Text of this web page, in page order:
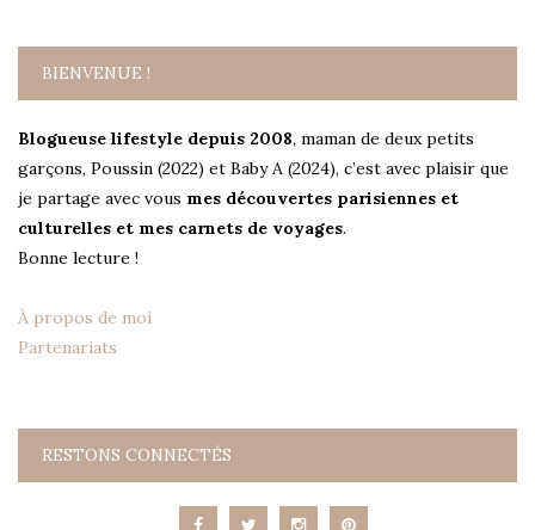
BIENVENUE !
Blogueuse lifestyle depuis 2008, maman de deux petits
garçons, Poussin (2022) et Baby A (2024), c’est avec plaisir que
je partage avec vous mes découvertes parisiennes et
culturelles et mes carnets de voyages.
Bonne lecture !
À propos de moi
Partenariats
RESTONS CONNECTÉS